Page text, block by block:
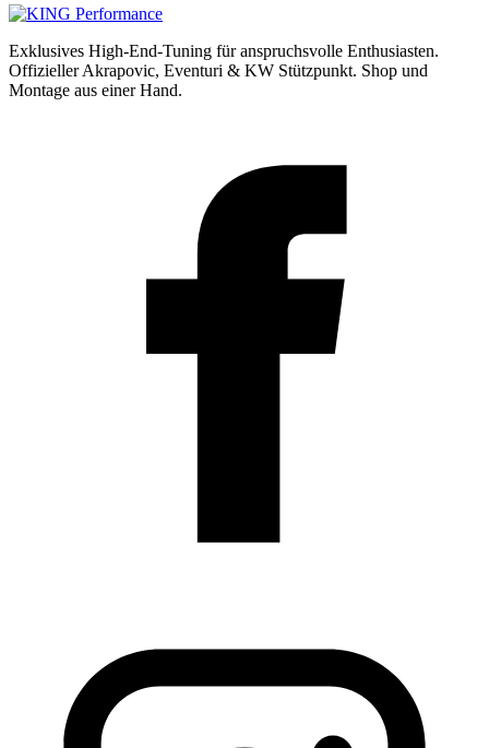
Exklusives High-End-Tuning für anspruchsvolle Enthusiasten.
Offizieller Akrapovic, Eventuri & KW Stützpunkt. Shop und
Montage aus einer Hand.